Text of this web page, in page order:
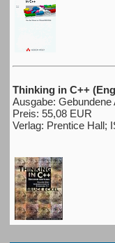
Thinking in C++
Ausgabe: Gebundene
Preis: 55,08 EUR
Verlag: Prentice Hall;